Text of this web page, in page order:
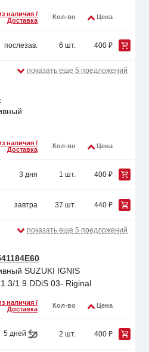
наличия /
Доставка
Кол-во Цена
послезав. 6 шт. 400 ₽
показать еще 5 предложений
наличия /
Доставка
Кол-во Цена
3 дня 1 шт. 400 ₽
завтра 37 шт. 440 ₽
показать еще 5 предложений
SUZUKI IGNIS
1.9 DDiS 03- Riginal
наличия /
Доставка
Кол-во Цена
5 дней 2 шт. 400 ₽